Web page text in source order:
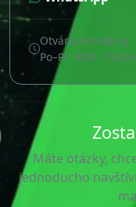
Otváracie hodiny
Po–Pi: 9:00 – 16:00
Máte otázky,
jednoducho